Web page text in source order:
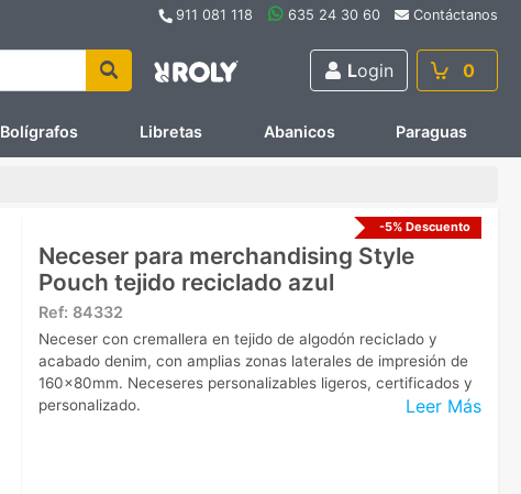
911 081 118 635 24 30 60 Contáctanos
Login 0
Bolígrafos Libretas Abanicos Paraguas
-5% Descuento
Neceser para merchandising Style
Pouch tejido reciclado azul
Ref: 84332
Leer Más
Neceser con cremallera en tejido de algodón reciclado y
acabado denim, con amplias zonas laterales de impresión de
160x80mm. Neceseres personalizables ligeros, certificados y
personalizado.